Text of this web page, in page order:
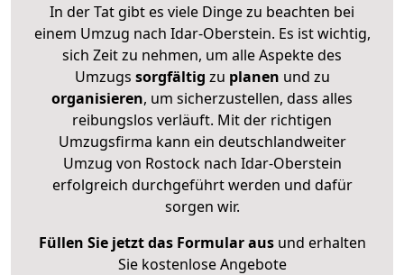
In der Tat gibt es viele Dinge zu beachten bei
einem Umzug nach Idar-Oberstein. Es ist wichtig,
sich Zeit zu nehmen, um alle Aspekte des
Umzugs sorgfältig zu planen und zu
organisieren, um sicherzustellen, dass alles
reibungslos verläuft. Mit der richtigen
Umzugsfirma kann ein deutschlandweiter
Umzug von Rostock nach Idar-Oberstein
erfolgreich durchgeführt werden und dafür
sorgen wir.
Füllen Sie jetzt das Formular ausund erhalten
Sie kostenlose Angebote